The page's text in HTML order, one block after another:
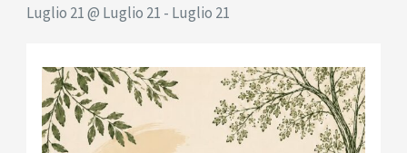
Luglio 21 @ Luglio 21 - Luglio 21